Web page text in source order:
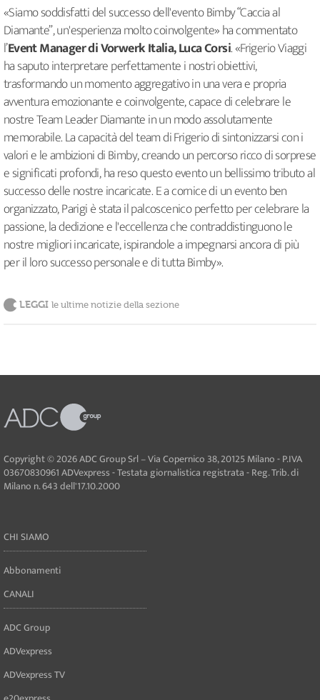
«Siamo soddisfatti del successo dell'evento Bimby “Caccia al
Diamante”, un'esperienza molto coinvolgente» ha commentato
l’Event Manager di Vorwerk Italia, Luca Corsi. «Frigerio Viaggi
ha saputo interpretare perfettamente i nostri obiettivi,
trasformando un momento aggregativo in una vera e propria
avventura emozionante e coinvolgente, capace di celebrare le
nostre Team Leader Diamante in un modo assolutamente
memorabile. La capacità del team di Frigerio di sintonizzarsi con i
valori e le ambizioni di Bimby, creando un percorso ricco di sorprese
e significati profondi, ha reso questo evento un bellissimo tributo al
successo delle nostre incaricate. E a cornice di un evento ben
organizzato, Parigi è stata il palcoscenico perfetto per celebrare la
passione, la dedizione e l'eccellenza che contraddistinguono le
nostre migliori incaricate, ispirandole a impegnarsi ancora di più
per il loro successo personale e di tutta Bimby».
LEGGI le ultime notizie della sezione
Copyright © 2026 ADC Group Srl – Via Copernico 38, 20125 Milano - P.IVA
03670830961 ADVexpress - Testata giornalistica registrata - Reg. Trib. di
Milano n. 643 dell'17.10.2000
CHI SIAMO
Abbonamenti
CANALI
ADC Group
ADVexpress
ADVexpress TV